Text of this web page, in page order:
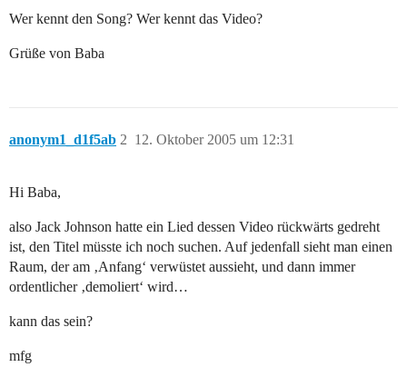
Wer kennt den Song? Wer kennt das Video?
Grüße von Baba
anonym1_d1f5ab 12. Oktober 2005 um 12:31
2
Hi Baba,
also Jack Johnson hatte ein Lied dessen Video rückwärts gedreht
ist, den Titel müsste ich noch suchen. Auf jedenfall sieht man einen
Raum, der am ‚Anfang‘ verwüstet aussieht, und dann immer
ordentlicher ‚demoliert‘ wird…
kann das sein?
mfg